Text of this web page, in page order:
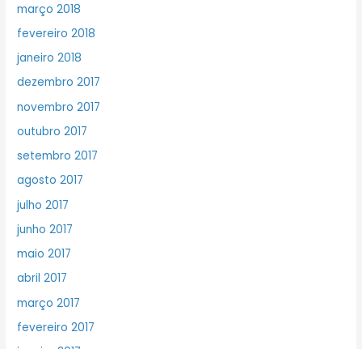
março 2018
fevereiro 2018
janeiro 2018
dezembro 2017
novembro 2017
outubro 2017
setembro 2017
agosto 2017
julho 2017
junho 2017
maio 2017
abril 2017
março 2017
fevereiro 2017